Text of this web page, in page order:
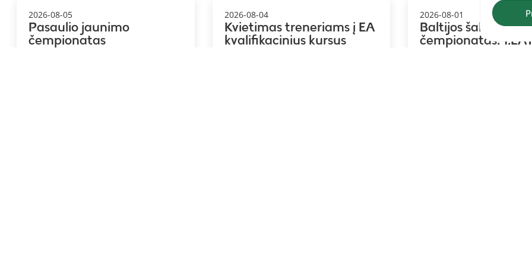
2026-08-05
Pasaulio jaunimo
čempionatas
2026-08-04
Kvietimas treneriams į EA
kvalifikacinius kursus
2026-08-01
Baltijos šalių
čempionatas:
2.LTU, 3.EST